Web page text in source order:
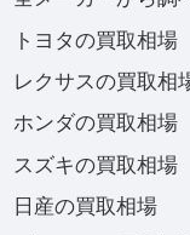
トヨタの買取相場
レクサスの買取相
ホンダの買取相場
スズキの買取相場
日産の買取相場